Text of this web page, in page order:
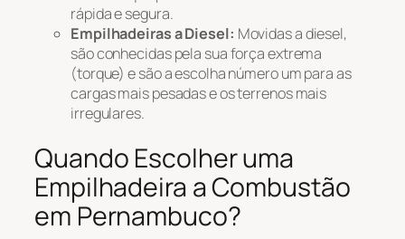
rápida e segura.
Empilhadeiras a Diesel: Movidas a diesel,
são conhecidas pela sua força extrema
(torque) e são a escolha número um para as
cargas mais pesadas e os terrenos mais
irregulares.
Quando Escolher uma
Empilhadeira a Combustão
em Pernambuco?